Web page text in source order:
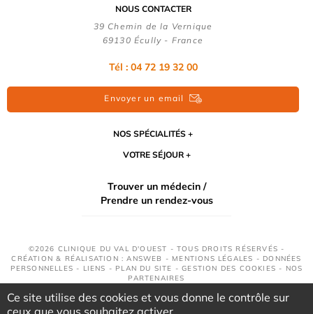
NOUS CONTACTER
39 Chemin de la Vernique
69130 Écully - France
Tél : 04 72 19 32 00
Envoyer un email
NOS SPÉCIALITÉS
VOTRE SÉJOUR
Trouver un médecin /
Prendre un rendez-vous
©2026 CLINIQUE DU VAL D'OUEST - TOUS DROITS RÉSERVÉS -
CRÉATION & RÉALISATION : ANSWEB - MENTIONS LÉGALES - DONNÉES
PERSONNELLES - LIENS - PLAN DU SITE -GESTION DES COOKIES - NOS
PARTENAIRES
Ce site utilise des cookies et vous donne le contrôle sur
ceux que vous souhaitez activer